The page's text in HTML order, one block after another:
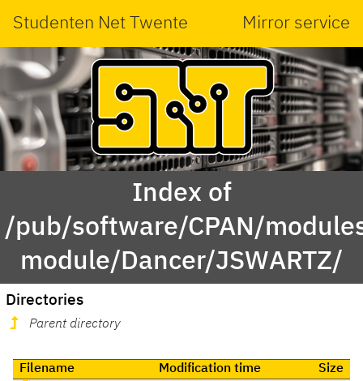
Studenten Net Twente Mirror service
Index of
/pub/software/CPAN/
module/Dancer/JSWARTZ/
Directories
Parent directory
Filename Modification time
Size